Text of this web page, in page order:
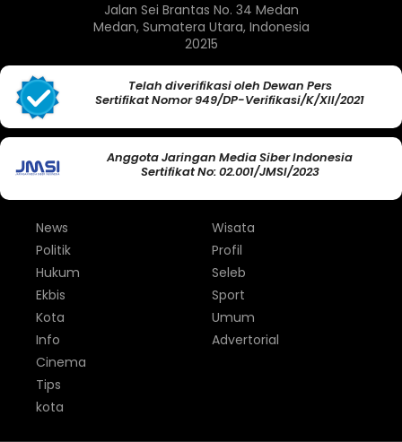
Jalan Sei Brantas No. 34 Medan
Medan, Sumatera Utara, Indonesia
20215
Telah diverifikasi oleh Dewan Pers
Sertifikat Nomor 949/DP-Verifikasi/K/XII/2021
Anggota Jaringan Media Siber Indonesia
Sertifikat No: 02.001/JMSI/2023
News
Politik
Hukum
Ekbis
Kota
Info
Wisata
Profil
Seleb
Sport
Umum
Advertorial
Cinema
Tips
kota